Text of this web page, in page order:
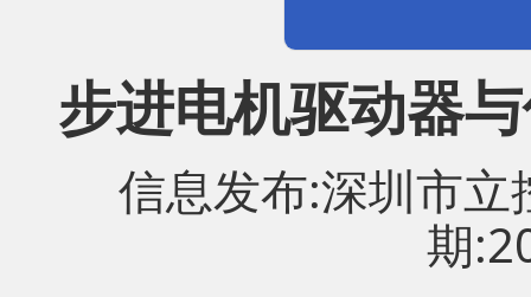
步进电机驱动器
信息发布:深圳市
期